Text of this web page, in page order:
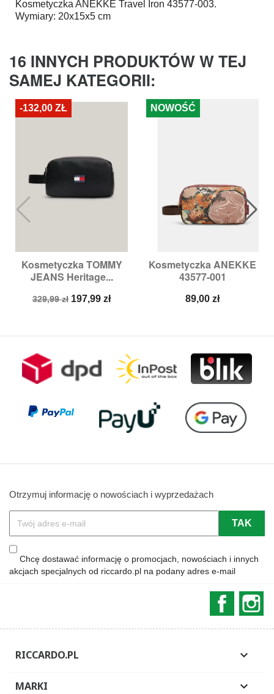
Kosmetyczka ANEKKE Travel Iron 43577-003.
Wymiary: 20x15x5 cm
16 INNYCH PRODUKTÓW W TEJ
SAMEJ KATEGORII:
Kosmetyczka TOMMY
JEANS Heritage...
Cena
329,99 zł Cena
197,99 zł
-132,00 ZŁ
Kosmetyczka ANEKKE
43577-001
Cena
89,00 zł
NOWOŚĆ
Otrzymuj informację o nowościach i wyprzedażach
Chcę dostawać informację o promocjach, nowościach i innych
akcjach specjalnych od riccardo.pl na podany adres e-mail
RICCARDO.PL 
MARKI 